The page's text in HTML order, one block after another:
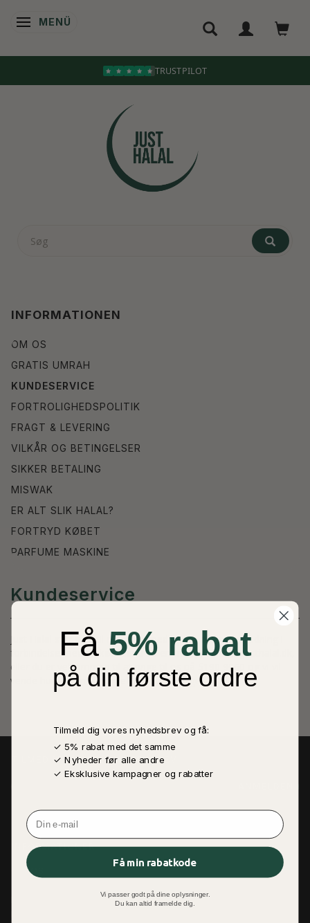
ANZEIGE ÄNDERN
MENÜ
TRUSTPILOT
INFORMATIONEN
OM OS
GRATIS UMRAH
KUNDESERVICE
FORTROLIGHEDSPOLITIK
FRAGT & LEVERING
VILKÅR OG BETINGELSER
SIKKER BETALING
MISWAK
ER ALT SLIK HALAL?
FORTRYD KØBET
PARFUME MASKINE
Kundeservice
Just Halal står altid til rådighed med hjælp, råd og vejledning i
forbindelse med dit køb. Send os en mail på:shop@justhalal.dk
eller du er velkommen til at ringe til os på
5190 9060
vende hurtigst muligt indefor 2-3 hverdage.
TILMED DIG VORES NYHEDSBREV
INFORMATIONER
OM OS
FORTROLIGHEDSPOLITIK
Få 5% rabat
på din første ordre
Tilmeld dig vores nyhedsbrev og få:
✓ 5% rabat med det samme
✓ Nyheder før alle andre
✓ Eksklusive kampagner og rabatter
Email
Få min rabatkode
Vi passer godt på dine oplysninger.
Du kan altid framelde dig.